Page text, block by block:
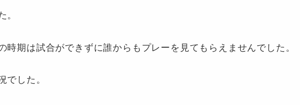
。
時期は試合ができずに誰からもプレーを見てもらえませんでした。
でした。